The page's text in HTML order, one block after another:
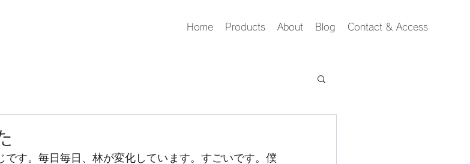
Home Products About Blog Contact & Access
す。毎日毎日、林が変化しています。すごいです。僕